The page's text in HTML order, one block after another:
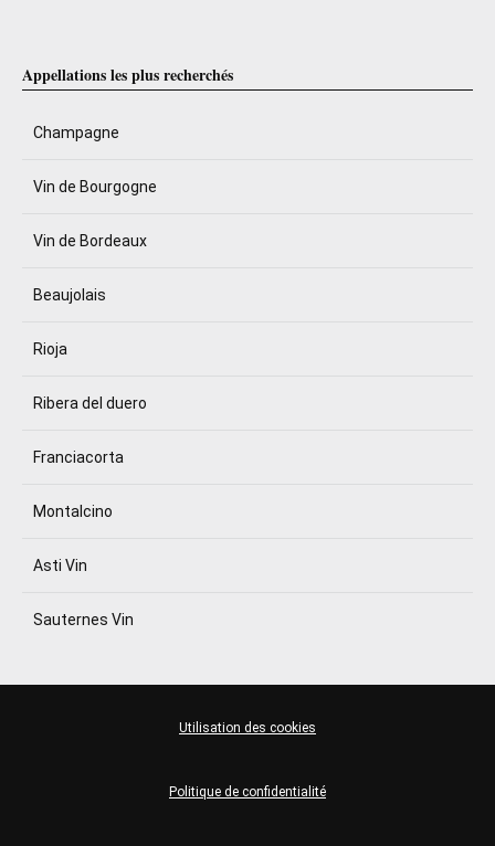
Appellations les plus recherchés
Champagne
Vin de Bourgogne
Vin de Bordeaux
Beaujolais
Rioja
Ribera del duero
Franciacorta
Montalcino
Asti Vin
Sauternes Vin
Politique de confidentialité
Utilisation des cookies